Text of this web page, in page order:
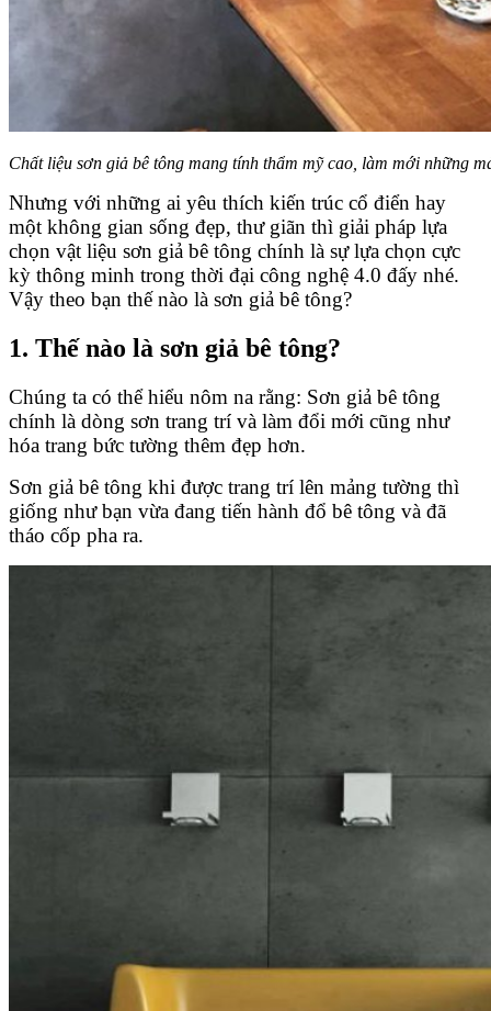
Chất liệu sơn giả bê tông mang tính thẩm mỹ cao, làm mới những
Nhưng với những ai yêu thích kiến trúc cổ điển hay
một không gian sống đẹp, thư giãn thì giải pháp lựa
chọn vật liệu sơn giả bê tông chính là sự lựa chọn cực
kỳ thông minh trong thời đại công nghệ 4.0 đấy nhé.
Vậy theo bạn thế nào là sơn giả bê tông?
1. Thế nào là sơn giả bê tông?
Chúng ta có thể hiểu nôm na rằng: Sơn giả bê tông
chính là dòng sơn trang trí và làm đổi mới cũng như
hóa trang bức tường thêm đẹp hơn.
Sơn giả bê tông khi được trang trí lên mảng tường thì
giống như bạn vừa đang tiến hành đổ bê tông và đã
tháo cốp pha ra.